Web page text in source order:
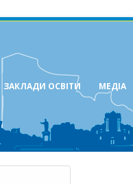
ЗАКЛАДИ ОСВІТИ МЕДІА